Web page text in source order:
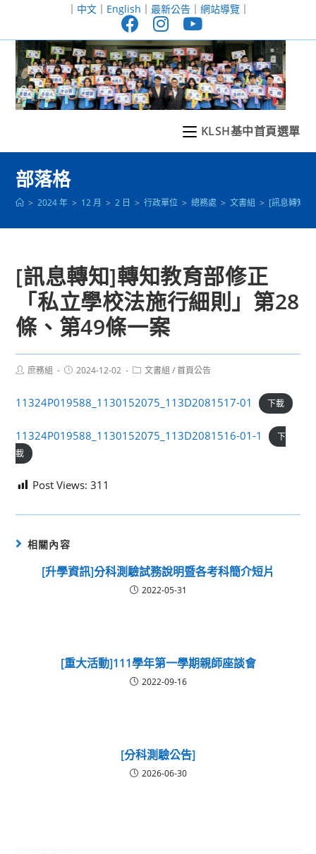
至
｜ 中文｜ English ｜ 最新公告｜ 網站導覽｜
KLSH基中首頁選單
部落格
> 2024 年 > 12 月 > 2 日 > 行政單位 > 總務處 > 文書組 > [訊息轉知]
[訊息轉知]轉知教育部修正
「私立學校法施行細則」第28
條、第49條一案
Post庶務組
Post2024-12-02
Post文書組 / 首頁公告
11324P019588_1130152075_113D2081517-01 下載
11324P019588_1130152075_113D2081516-01-1
下
載
Post Views: 311
相關內容
[升學資訊]分科測驗試務說明暨各考科簡介短片
2022-05-31
[重大活動]111學年第一學期親師座談會
2022-09-16
[分科測驗公告]
2026-06-30